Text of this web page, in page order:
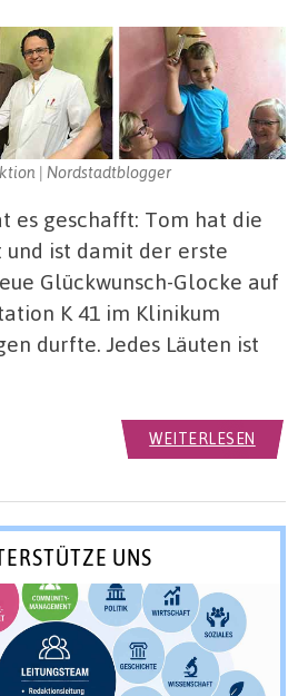
| Nordstadtblogger
es geschafft: Tom hat die
und ist damit der erste
Glückwunsch-Glocke auf
K 41 im Klinikum
durfte. Jedes Läuten ist
WEITERLESEN
UNS